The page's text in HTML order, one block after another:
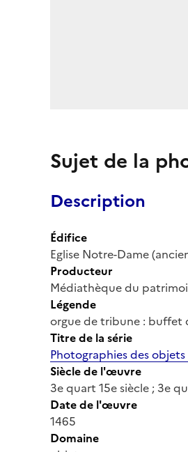
Sujet de la
Description
Édifice
Eglise Notre-Dame
Producteur
Médiathèque du
Légende
orgue de tribune : buffet
Titre de la série
Photographies des
Siècle de l'œuvre
3e quart 15e siècle ; 3e
Date de l'œuvre
1465
Domaine